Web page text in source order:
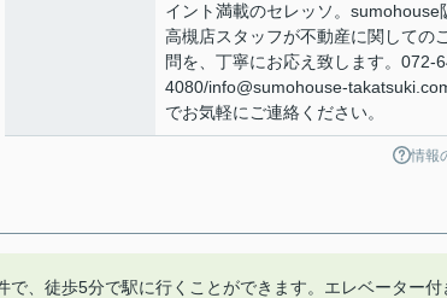
イント満載のセレッソ。sumohouse
高槻店スタッフが不動産に関しての
問を、丁寧にお応え致します。072-
4080/info@sumohouse-
でお気軽にご連絡ください。
情報
、徒歩5分で駅に行くことができます。エレベーター付